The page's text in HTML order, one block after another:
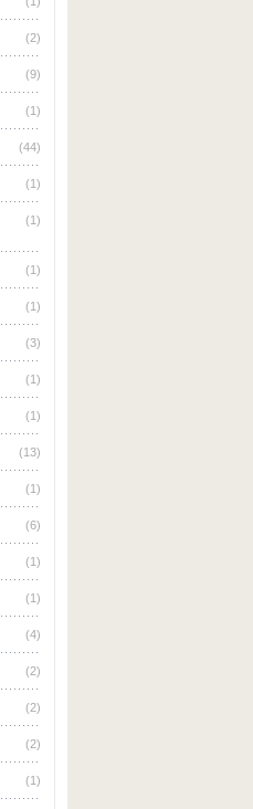
(2)
(9)
(1)
(44)
(1)
(1)
(1)
(1)
(3)
(1)
(1)
(13)
(1)
(6)
(1)
(1)
(4)
(2)
(2)
(2)
(1)